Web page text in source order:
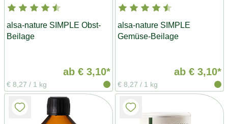
alsa-nature SIMPLE Obst-
Beilage
ab € 3,10*
€ 8,27 / 1 kg
alsa-nature SIMPLE
Gemüse-Beilage
ab € 3,10*
€ 8,27 / 1 kg